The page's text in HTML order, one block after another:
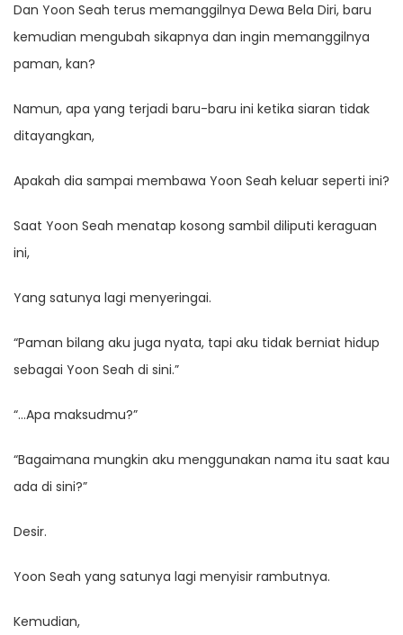
Dan Yoon Seah terus memanggilnya Dewa Bela Diri, baru
kemudian mengubah sikapnya dan ingin memanggilnya
paman, kan?
Namun, apa yang terjadi baru-baru ini ketika siaran tidak
ditayangkan,
Apakah dia sampai membawa Yoon Seah keluar seperti ini?
Saat Yoon Seah menatap kosong sambil diliputi keraguan
ini,
Yang satunya lagi menyeringai.
“Paman bilang aku juga nyata, tapi aku tidak berniat hidup
sebagai Yoon Seah di sini.”
“…Apa maksudmu?”
“Bagaimana mungkin aku menggunakan nama itu saat kau
ada di sini?”
Desir.
Yoon Seah yang satunya lagi menyisir rambutnya.
Kemudian,